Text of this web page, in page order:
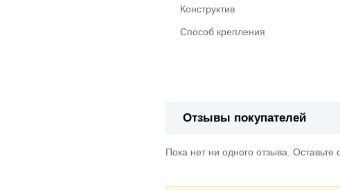
Конструктив
Способ крепления
Отзывы покупателей
Пока нет ни одного отзыва. Оставьте